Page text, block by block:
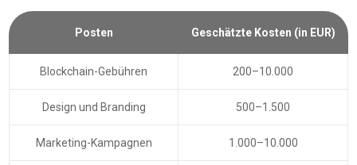
Posten Geschätzte Kosten (in EUR)
Blockchain-Gebühren 200–10.000
Design und Branding 500–1.500
Marketing-Kampagnen 1.000–10.000